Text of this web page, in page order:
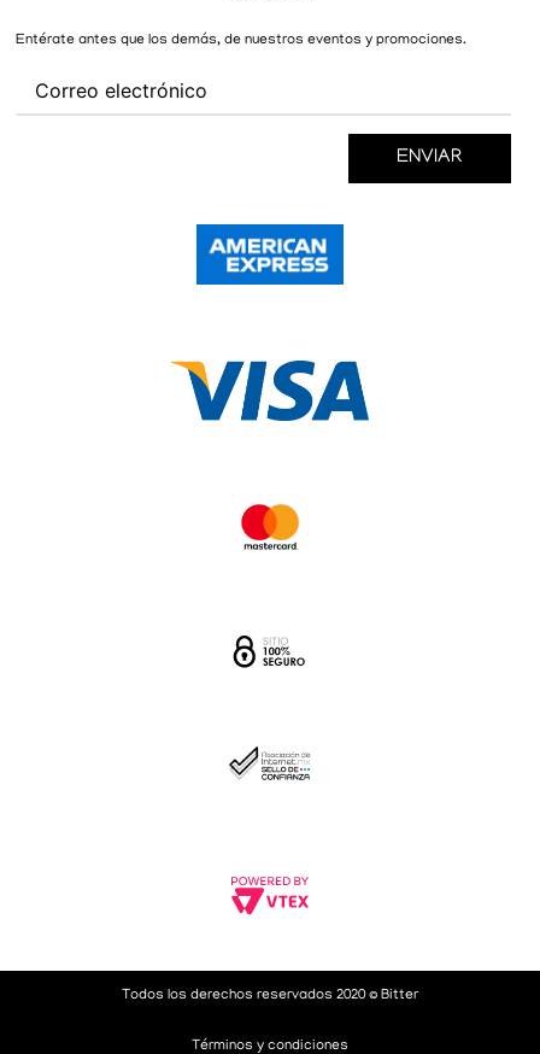
Entérate antes que los demás, de nuestros eventos y promociones.
ENVIAR
Todos los derechos reservados 2020 © Bitter
Términos y condiciones